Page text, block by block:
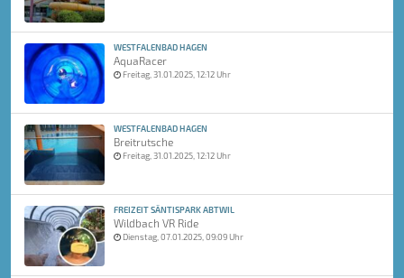
WESTFALENBAD HAGEN
AquaRacer
Freitag, 31.01.2025, 12:12 Uhr
WESTFALENBAD HAGEN
Breitrutsche
Freitag, 31.01.2025, 12:12 Uhr
FREIZEIT SÄNTISPARK ABTWIL
Wildbach VR Ride
Dienstag, 07.01.2025, 09:09 Uhr